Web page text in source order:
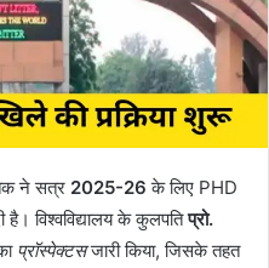
ने सत्र 2025-26 के लिए PHD
विश्वविद्यालय के कुलपतिप्रो.
प्रॉस्पेक्टसजारी किया, जिसके तहत